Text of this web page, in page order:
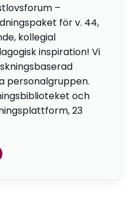
–
för v. 44,
kollegial
inspiration! Vi
personalgruppen.
och
23